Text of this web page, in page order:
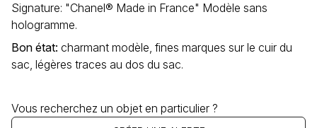
Signature: "Chanel® Made in France" Modèle sans
hologramme.
Bon état: charmant modèle, fines marques sur le cuir du
sac, légères traces au dos du sac.
Vous recherchez un objet en particulier ?